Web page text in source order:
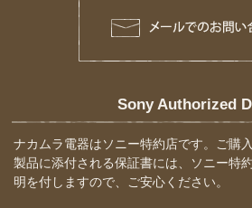
Sony Authorized
ナカムラ電器はソニー特約店です。ご購
製品に添付される保証書には、ソニー特
明を付しますので、ご安心ください。